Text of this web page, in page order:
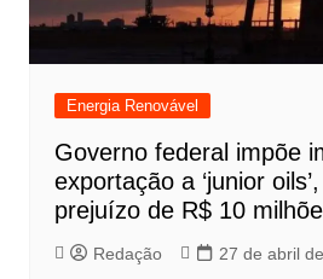
Energia Renovável
Governo federal impõe
exportação a ‘junior
prejuízo de R$ 10
Redação 27 de abril